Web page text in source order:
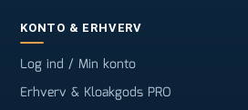
KONTO & ERHVERV
Log ind / Min konto
Erhverv & Kloakgods PRO